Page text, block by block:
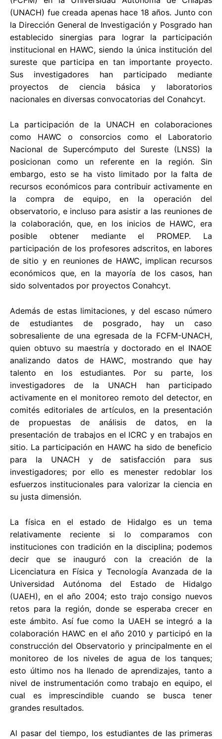
(UNACH) fue creada apenas hace 18 años. Junto con
la Dirección General de Investigación y Posgrado han
establecido sinergias para lograr la participación
institucional en HAWC, siendo la única institución del
sureste que participa en tan importante proyecto.
Sus investigadores han participado mediante
proyectos de ciencia básica y laboratorios
nacionales en diversas convocatorias del Conahcyt.
La participación de la UNACH en colaboraciones
como HAWC o consorcios como el Laboratorio
Nacional de Supercómputo del Sureste (LNSS) la
posicionan como un referente en la región. Sin
embargo, esto se ha visto limitado por la falta de
recursos económicos para contribuir activamente en
la compra de equipo, en la operación del
observatorio, e incluso para asistir a las reuniones de
la colaboración, que, en los inicios de HAWC, era
posible obtener mediante el PROMEP. La
participación de los profesores adscritos, en labores
de sitio y en reuniones de HAWC, implican recursos
económicos que, en la mayoría de los casos, han
sido solventados por proyectos Conahcyt.
Además de estas limitaciones, y del escaso número
de estudiantes de posgrado, hay un caso
sobresaliente de una egresada de la FCFM-UNACH,
quien obtuvo su maestría y doctorado en el INAOE
analizando datos de HAWC, mostrando que hay
talento en los estudiantes. Por su parte, los
investigadores de la UNACH han participado
activamente en el monitoreo remoto del detector, en
comités editoriales de artículos, en la presentación
de propuestas de análisis de datos, en la
presentación de trabajos en el ICRC y en trabajos en
sitio. La participación en HAWC ha sido de beneficio
para la UNACH y de satisfacción para sus
investigadores; por ello es menester redoblar los
esfuerzos institucionales para valorizar la ciencia en
su justa dimensión.
La física en el estado de Hidalgo es un tema
relativamente reciente si lo comparamos con
instituciones con tradición en la disciplina; podemos
decir que se inauguró con la creación de la
Licenciatura en Física y Tecnología Avanzada de la
Universidad Autónoma del Estado de Hidalgo
(UAEH), en el año 2004; esto trajo consigo nuevos
retos para la región, donde se esperaba crecer en
este ámbito. Así fue como la UAEH se integró a la
colaboración HAWC en el año 2010 y participó en la
construcción del Observatorio y principalmente en el
monitoreo de los niveles de agua de los tanques;
esto último nos ha llenado de aprendizajes, tanto a
nivel de instrumentación como trabajo en equipo, el
cual es imprescindible cuando se busca tener
grandes resultados.
Al pasar del tiempo, los estudiantes de las primeras